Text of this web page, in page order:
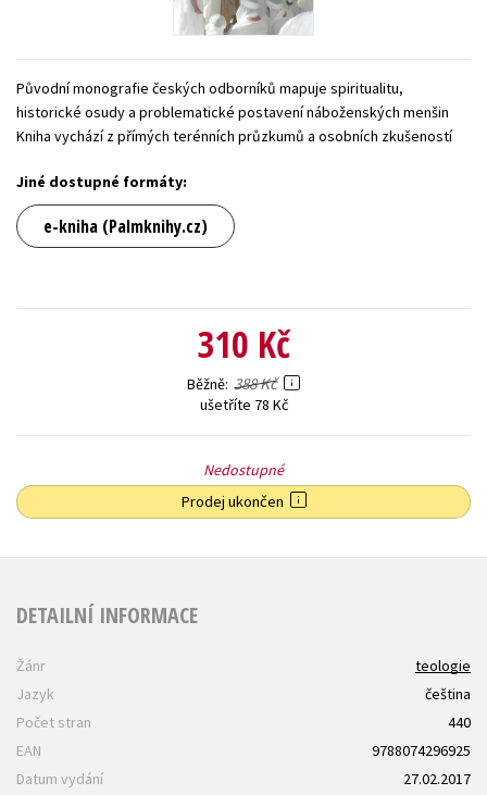
Zahraniční literatura
Všechny tituly
Původní monografie českých odborníků mapuje spiritualitu,
historické osudy a problematické postavení náboženských menšin
Kniha vychází z přímých terénních průzkumů a osobních zkušeností
Jiné dostupné formáty:
e-kniha (Palmknihy.cz)
310 Kč
Běžně 388 Kč
ušetříte 78 Kč
Nedostupné
Prodej ukončen
DETAILNÍ INFORMACE
Žánr
teologie
Jazyk
čeština
Počet stran
440
EAN
9788074296925
Datum vydání
27.02.2017